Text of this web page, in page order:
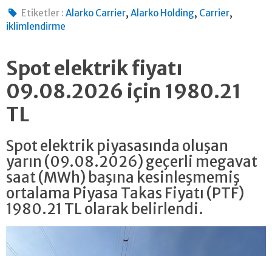
Etiketler : Alarko Carrier,Alarko Holding, Carrier,
iklimlendirme
Spot elektrik fiyatı
09.08.2026 için 1980.21
TL
Spot elektrik piyasasında oluşan
yarın (09.08.2026) geçerli megavat
saat (MWh) başına kesinleşmemiş
ortalama Piyasa Takas Fiyatı (PTF)
1980.21 TL olarak belirlendi.